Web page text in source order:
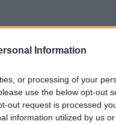
Information
or processing of your
use the below opt-out
out request is processed
information utilized by us
łatwe, gdyż